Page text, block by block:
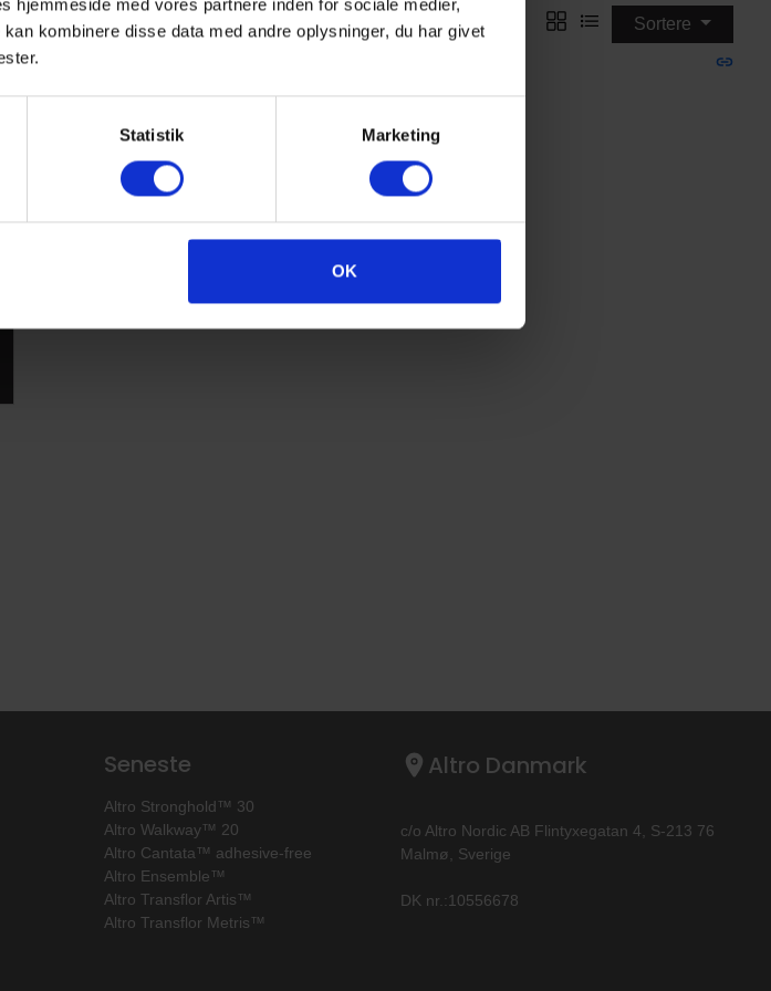
hjemmeside med vores partnere inden for sociale medier,
kombinere disse data med andre oplysninger, du har givet
Statistik Marketing
OK
og uigennemtrængelige løsninger, hvilket betyder, at der ikke er nogle gemmestader for
Sortere
Seneste
Altro Stronghold™ 30
Altro Walkway™ 20
Altro Cantata™ adhesive‐free
Altro Ensemble™
Altro Transflor Artis™
Altro Transflor Metris™
Altro Danmark
c/o Altro Nordic AB Flintyxegatan 4, S-213 76
Malmø, Sverige
DK nr.:10556678